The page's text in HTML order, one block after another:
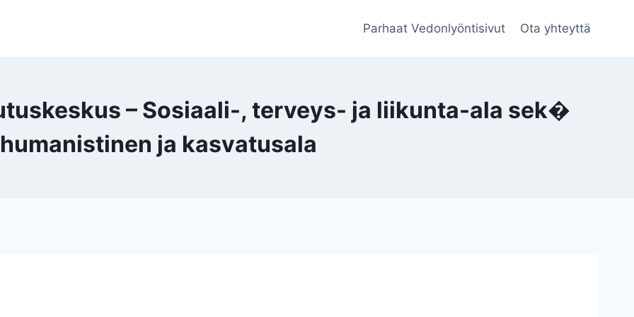
Parhaat Vedonlyöntisivut Ota yhteyttä
– Sosiaali-, terveys- ja liikunta-ala sek�
humanistinen ja kasvatusala